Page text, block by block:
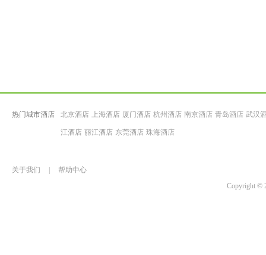
热门城市酒店 北京酒店 上海酒店 厦门酒店 杭州酒店 南京酒店 青岛酒店 武汉
江酒店 丽江酒店 东莞酒店 珠海酒店
关于我们
帮助中心
Copyright ©